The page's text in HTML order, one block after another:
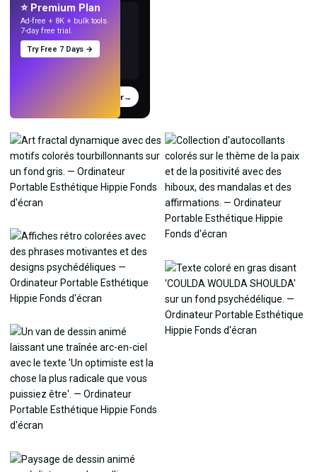
Essayer→
⭐ Premium Plan
Ad-free + 8K + bulk tools.
7-day free trial.
Try Free 7 Days →